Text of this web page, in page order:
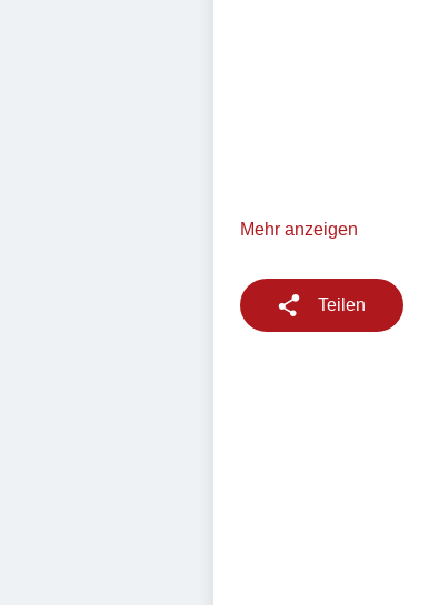
Mehr anzeigen
Teilen